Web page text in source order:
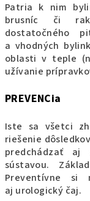
Patria k nim
brusníc či
dostatočného
a vhodných
oblasti v teple
užívanie
PREVENCia
Iste sa všetci
riešenie
predchádzať aj
sústavou.
Preventívne si
aj urologický čaj.